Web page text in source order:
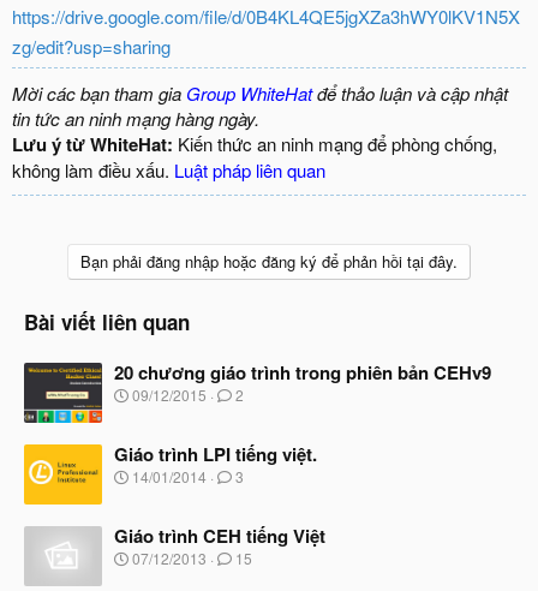
https://drive.google.com/file/d/0B4KL4QE5jgXZa3hWY0lKV1N5X
zg/edit?usp=sharing
Mời các bạn tham gia Group WhiteHatđể thảo luận và cập nhật
tin tức an ninh mạng hàng ngày.
Lưu ý từ WhiteHat: Kiến thức an ninh mạng để phòng chống,
không làm điều xấu. Luật pháp liên quan
Bạn phải đăng nhập hoặc đăng ký để phản hồi tại đây.
Bài viết liên quan
20 chương giáo trình trong phiên bản CEHv9
N
y
b
ắ
đ
ầ
u
09/12/2015 2
Giáo trình LPI tiếng việt.
N
y
b
ắ
14/01/2014 3
Giáo trình CEH tiếng Việt
N
07/12/2013 15